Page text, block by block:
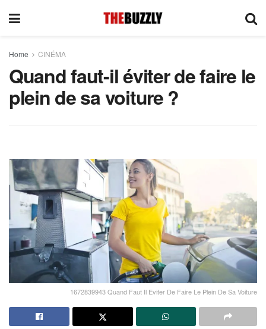
Home CINÉMA
Quand faut-il éviter de faire le
plein de sa voiture ?
1672839943 Quand Faut Il Eviter De Faire Le Plein De Sa Voiture